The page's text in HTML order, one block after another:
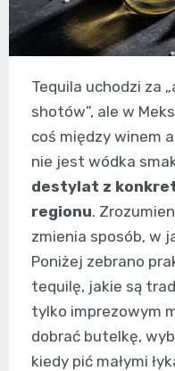
Tequila uchodzi za
shotów”, ale w
coś między winem
nie jest wódka
destylat z
regionu.
zmienia sposób, w
Poniżej zebrano
tequilę, jakie są
tylko imprezowym
dobrać butelkę,
kiedy pić małymi